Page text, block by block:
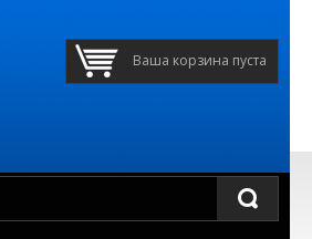
Ваша корзина пуста